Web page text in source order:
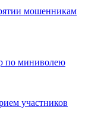
мошенникам
по миниволею
участников